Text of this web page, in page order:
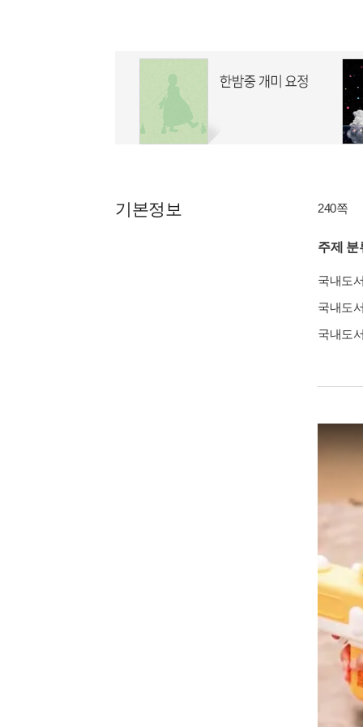
기본정보 240쪽
주제 분
국내도
국내도
국내도